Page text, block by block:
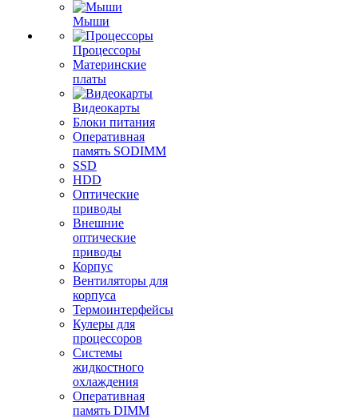
Мыши
Процессоры
Материнские
платы
Видеокарты
Блоки питания
Оперативная
память SODIMM
SSD
HDD
Оптические
приводы
Внешние
оптические
приводы
Корпус
Вентиляторы для
корпуса
Термоинтерфейсы
Кулеры для
процессоров
Системы
жидкостного
охлаждения
Оперативная
память DIMM